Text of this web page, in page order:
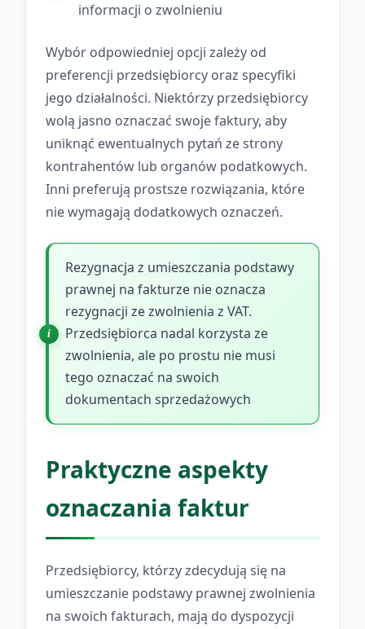
informacji o zwolnieniu
Wybór odpowiedniej opcji zależy od
preferencji przedsiębiorcy oraz specyfiki
jego działalności. Niektórzy przedsiębiorcy
wolą jasno oznaczać swoje faktury, aby
uniknąć ewentualnych pytań ze strony
kontrahentów lub organów podatkowych.
Inni preferują prostsze rozwiązania, które
nie wymagają dodatkowych oznaczeń.
Rezygnacja z umieszczania podstawy
prawnej na fakturze nie oznacza
rezygnacji ze zwolnienia z VAT.
Przedsiębiorca nadal korzysta ze
zwolnienia, ale po prostu nie musi
tego oznaczać na swoich
dokumentach sprzedażowych
Praktyczne aspekty
oznaczania faktur
Przedsiębiorcy, którzy zdecydują się na
umieszczanie podstawy prawnej zwolnienia
na swoich fakturach, mają do dyspozycji